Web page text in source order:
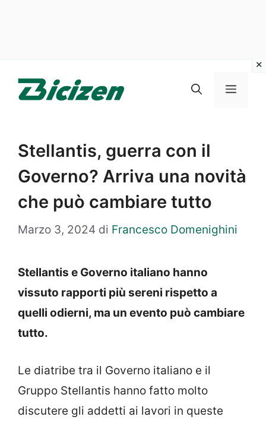
Menu
Stellantis, guerra con il
Governo? Arriva una novità
che può cambiare tutto
Marzo 3, 2024 di Francesco Domenighini
Stellantis e Governo italiano hanno
vissuto rapporti più sereni rispetto a
quelli odierni, ma un evento può cambiare
tutto.
Le diatribe tra il Governo italiano e il
Gruppo Stellantis hanno fatto molto
discutere gli addetti ai lavori in queste